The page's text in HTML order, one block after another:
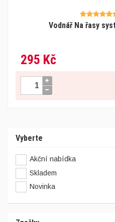
Vodnář Na řasy
295 Kč
Vyberte
Akční nabídka
Skladem
Novinka